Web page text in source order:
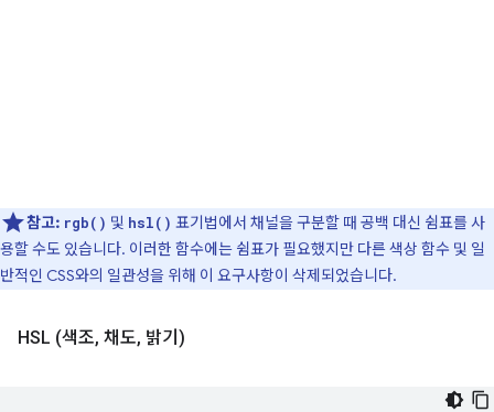
참고: rgb() 및 hsl() 표기법에서 채널을 구분할 때 공백 대신 쉼표를 사
용할 수도 있습니다. 이러한 함수에는 쉼표가 필요했지만 다른 색상 함수 및 일
반적인 CSS와의 일관성을 위해 이 요구사항이 삭제되었습니다.
HSL (색조, 채도, 밝기)